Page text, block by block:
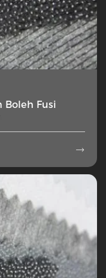
Boleh Fusi
